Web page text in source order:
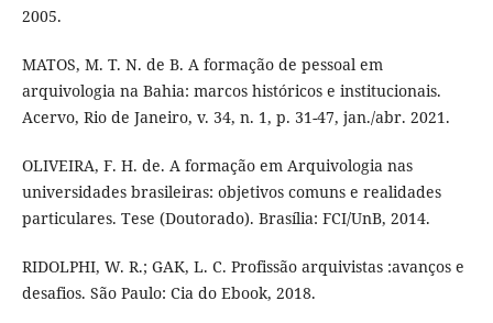
2005.
MATOS, M. T. N. de B. A formação de pessoal em
arquivologia na Bahia: marcos históricos e institucionais.
Acervo, Rio de Janeiro, v. 34, n. 1, p. 31-47, jan./abr. 2021.
OLIVEIRA, F. H. de. A formação em Arquivologia nas
universidades brasileiras: objetivos comuns e realidades
particulares. Tese (Doutorado). Brasília: FCI/UnB, 2014.
RIDOLPHI, W. R.; GAK, L. C. Profissão arquivistas :avanços e
desafios. São Paulo: Cia do Ebook, 2018.